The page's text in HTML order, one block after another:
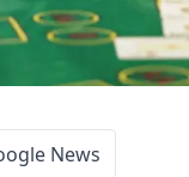
News